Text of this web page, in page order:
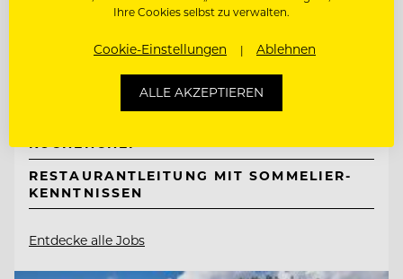
Neuhaus Zillertal Resort &
ElisabethHotel
6290 Mayrhofen, Österreich
KÜCHENCHEF
RESTAURANTLEITUNG MIT SOMMELIER-
KENNTNISSEN
Entdecke alle Jobs
Ihre Cookies selbst zu verwalten.
Cookie-Einstellungen Ablehnen
ALLE AKZEPTIEREN